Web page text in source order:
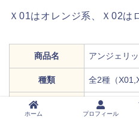
Ｘ01はオレンジ系、Ｘ02は
商品名 アンジェリ
種類 全2種（
￥9,000（税
ホーム プロフィール